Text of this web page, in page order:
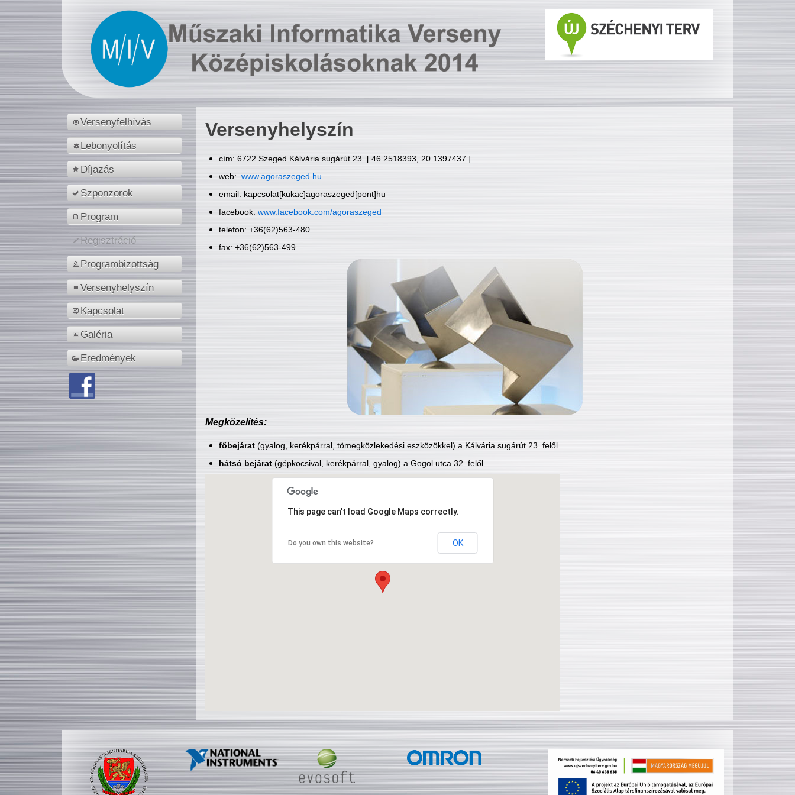
Versenyfelhívás
Lebonyolítás
Díjazás
Szponzorok
Program
Regisztráció
Programbizottság
Versenyhelyszín
Kapcsolat
Galéria
Eredmények
Versenyhelyszín
cím: 6722 Szeged Kálvária sugárút 23. [ 46.2518393, 20.1397437 ]
web: www.agoraszeged.hu
email: kapcsolat[kukac]agoraszeged[pont]hu
facebook: www.facebook.com/agoraszeged
telefon: +36(62)563-480
fax: +36(62)563-499
Megközelítés:
főbejárat(gyalog, kerékpárral, tömegközlekedési eszközökkel) a Kálvária sugárút 23. felől
hátsó bejárat(gépkocsival, kerékpárral, gyalog) a Gogol utca 32. felől
This page can't load Google Maps correctly.
Do you own this website? OK